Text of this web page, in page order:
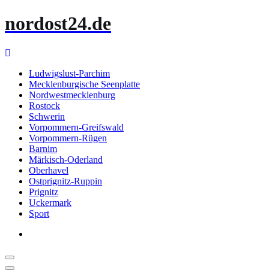
Inhalt
nordost24.de
Ludwigslust-Parchim
Mecklenburgische Seenplatte
Nordwestmecklenburg
Rostock
Schwerin
Vorpommern-Greifswald
Vorpommern-Rügen
Barnim
Märkisch-Oderland
Oberhavel
Ostprignitz-Ruppin
Prignitz
Uckermark
Sport